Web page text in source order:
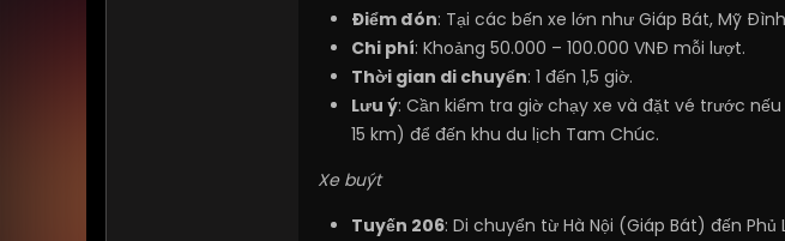
Điểm đón: Tại các bến xe lớn như Giáp Bát, Mỹ
Chi phí: Khoảng 50.000 – 100.000 VNĐ mỗi lượt.
Thời gian di chuyển: 1 đến 1,5 giờ.
Lưu ý: Cần kiểm tra giờ chạy xe và đặt vé trước
15 km) để đến khu du lịch Tam Chúc.
Xe buýt
Tuyến 206: Di chuyển từ Hà Nội (Giáp Bát) đến